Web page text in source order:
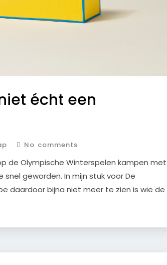
écht een
No comments
de Olympische Winterspelen kampen met
geworden. In mijn stuk voor De
daardoor bijna niet meer te zien is wie de